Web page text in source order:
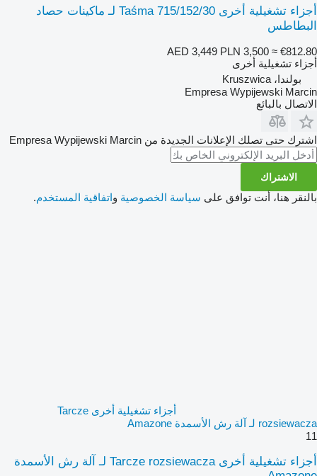
أجزاء تشغيلية أخرى Taśma 715/152/30 لـ ماكينات حصاد
البطاطس
AED 3,449 PLN 3,500 ≈ €812.80
أجزاء تشغيلية أخرى
بولندا، Kruszwica
Empresa Wypijewski Marcin
الاتصال بالبائع
اشترك حتى تصلك الإعلانات الجديدة من Empresa Wypijewski Marcin
الاشتراك
بالنقر هنا، أنت توافق على سياسة الخصوصية واتفاقية المستخدم.
أجزاء تشغيلية أخرى Tarcze
rozsiewacza لـ آلة رش الأسمدة Amazone
11
أجزاء تشغيلية أخرى Tarcze rozsiewacza لـ آلة رش الأسمدة